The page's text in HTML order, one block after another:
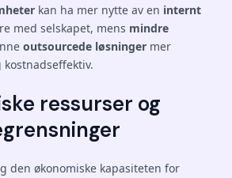
kan ha mer nytte av en internt
med selskapet, mens mindre
outsourcede løsninger mer
ressurser og
den økonomiske kapasiteten for